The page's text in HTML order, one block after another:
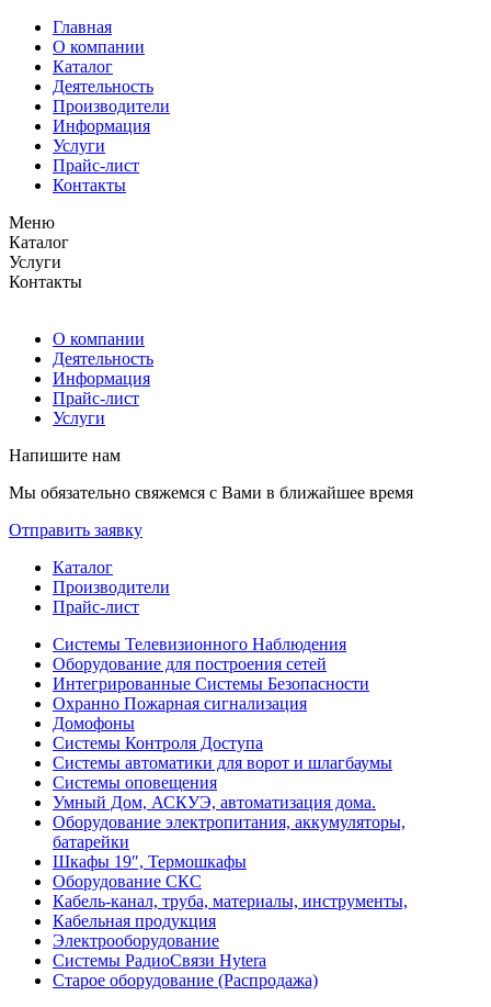
Главная
О компании
Каталог
Деятельность
Производители
Информация
Услуги
Прайс-лист
Контакты
Меню
Каталог
Услуги
Контакты
О компании
Деятельность
Информация
Прайс-лист
Услуги
Напишите нам
Мы обязательно свяжемся с Вами в ближайшее время
Отправить заявку
Каталог
Производители
Прайс-лист
Системы Телевизионного Наблюдения
Оборудование для построения сетей
Интегрированные Системы Безопасности
Охранно Пожарная сигнализация
Домофоны
Системы Контроля Доступа
Системы автоматики для ворот и шлагбаумы
Системы оповещения
Умный Дом, АСКУЭ, автоматизация дома.
Оборудование электропитания, аккумуляторы,
батарейки
Шкафы 19″, Термошкафы
Оборудование СКС
Кабель-канал, труба, материалы, инструменты,
Кабельная продукция
Электрооборудование
Системы РадиоСвязи Hytera
Старое оборудование (Распродажа)